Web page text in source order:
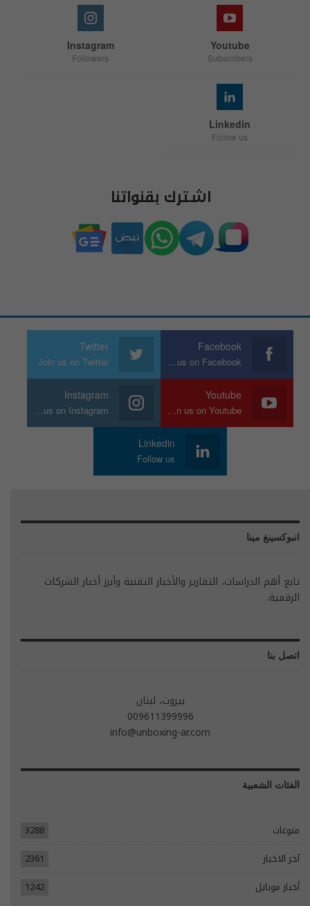
Youtube
Subscribers
Instagram
Followers
Linkedin
Follow us
اشترك بقنواتنا
Facebook
Join us on Facebook
Twitter
Join us on Twitter
Youtube
Join us on Youtube
Instagram
Join us on Instagram
Linkedin
Follow us
انبوكسينغ مينا
تابع أهم الدراسات، التقارير والأخبار التقنية وأبرز أخبار الشركات
الرقمية.
اتصل بنا
بيروت، لبنان
009611399996
info@unboxing-ar.com
الفئات الشعبية
منوعات
3288
آخر الاخبار
2361
أخبار موبايل
1242